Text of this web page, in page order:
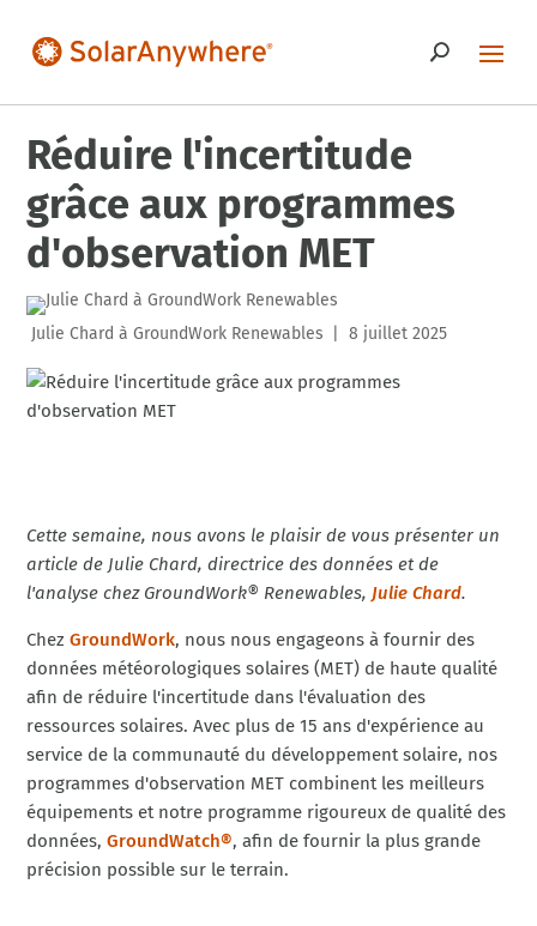
Réduire l'incertitude
grâce aux programmes
d'observation MET
Julie Chard à GroundWork Renewables 8 juillet 2025
Cette semaine, nous avons le plaisir de vous présenter un
article de Julie Chard, directrice des données et de
l'analyse chez GroundWork® Renewables,Julie Chard.
ChezGroundWork, nous nous engageons à fournir des
données météorologiques solaires (MET) de haute qualité
afin de réduire l'incertitude dans l'évaluation des
ressources solaires. Avec plus de 15 ans d'expérience au
service de la communauté du développement solaire, nos
programmes d'observation MET combinent les meilleurs
équipements et notre programme rigoureux de qualité des
données,GroundWatch®, afin de fournir la plus grande
précision possible sur le terrain.